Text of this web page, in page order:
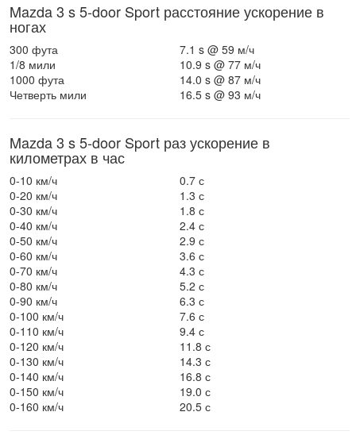
Mazda 3 s 5-door Sport расстояние ускорение в
ногах
300 фута
7.1 s @ 59 м/ч
1/8 мили
10.9 s @ 77 м/ч
1000 фута
14.0 s @ 87 м/ч
Четверть мили
16.5 s @ 93 м/ч
Mazda 3 s 5-door Sport раз ускорение в
километрах в час
0-10 км/ч
0.7 с
0-20 км/ч
1.3 с
0-30 км/ч
1.8 с
0-40 км/ч
2.4 с
0-50 км/ч
2.9 с
0-60 км/ч
3.6 с
0-70 км/ч
4.3 с
0-80 км/ч
5.2 с
0-90 км/ч
6.3 с
0-100 км/ч
7.6 с
0-110 км/ч
9.4 с
0-120 км/ч
11.8 с
0-130 км/ч
14.3 с
0-140 км/ч
16.8 с
0-150 км/ч
19.0 с
0-160 км/ч
20.5 с